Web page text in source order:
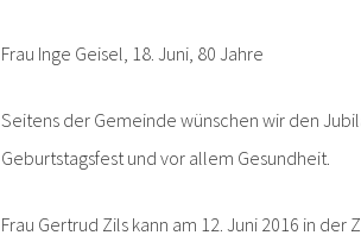
Frau Inge Geisel, 18. Juni, 80 Jahre
Seitens der Gemeinde wünschen wir den
Geburtstagsfest und vor allem Gesundheit.
Frau Gertrud Zils kann am 12. Juni 2016 in der